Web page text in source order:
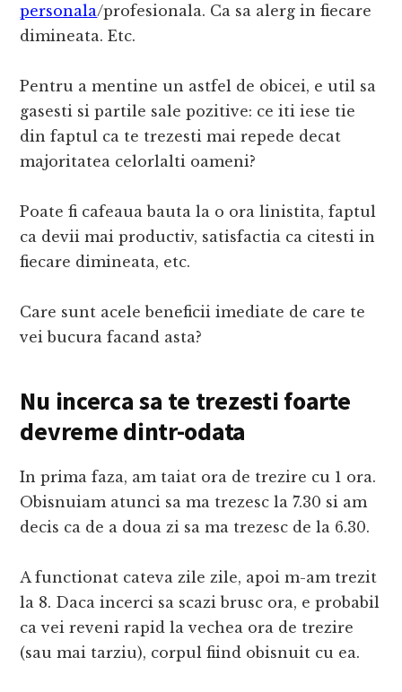
personala/profesionala. Ca sa alerg in fiecare
dimineata. Etc.
Pentru a mentine un astfel de obicei, e util sa
gasesti si partile sale pozitive: ce iti iese tie
din faptul ca te trezesti mai repede decat
majoritatea celorlalti oameni?
Poate fi cafeaua bauta la o ora linistita, faptul
ca devii mai productiv, satisfactia ca citesti in
fiecare dimineata, etc.
Care sunt acele beneficii imediate de care te
vei bucura facand asta?
Nu incerca sa te trezesti foarte
devreme dintr-odata
In prima faza, am taiat ora de trezire cu 1 ora.
Obisnuiam atunci sa ma trezesc la 7.30 si am
decis ca de a doua zi sa ma trezesc de la 6.30.
A functionat cateva zile zile, apoi m-am trezit
la 8. Daca incerci sa scazi brusc ora, e probabil
ca vei reveni rapid la vechea ora de trezire
(sau mai tarziu), corpul fiind obisnuit cu ea.